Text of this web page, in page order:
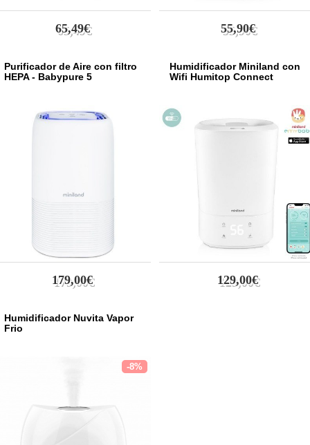
65,49€ 55,90€
Purificador de Aire con filtro
HEPA - Babypure 5
179,00€
Humidificador Miniland con
Wifi Humitop Connect
129,00€
Humidificador Nuvita Vapor
Frio
-8%